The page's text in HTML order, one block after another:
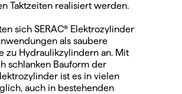
Taktzeiten realisiert werden.
sich SERAC® Elektrozylinder
als saubere
zu Hydraulikzylindern an. Mit
schlanken Bauform der
ist es in vielen
auch in bestehenden